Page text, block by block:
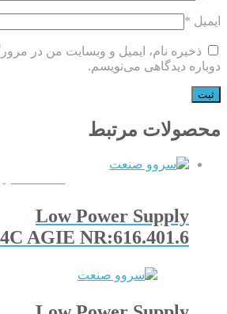
ایمیل *
ذخیره نام، ایمیل و وبسایت من در
دوباره دیدگاهی می‌نویسم.
محصولات مرتبط
Low Power Supply
AGIE NR:616.401.6